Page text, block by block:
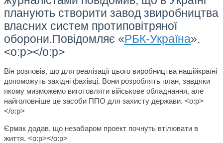
планують створити завод звиробництва
власних систем протиповітряної
оборони.Повідомляє «РБК-Україна».
<o:p></o:p>
Він розповів, що для реалізації цього виробництва нашійкраїні
допоможуть західні фахівці. Вони розроблять план, завдяки
якому мизможемо виготовляти військове обладнання, але
найголовніше це засоби ППО для захисту держави. <o:p>
</o:p>
Єрмак додав, що незабаром проект почнуть втілювати в
життя. <o:p></o:p>